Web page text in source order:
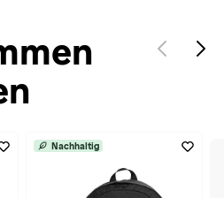
Nachhaltig